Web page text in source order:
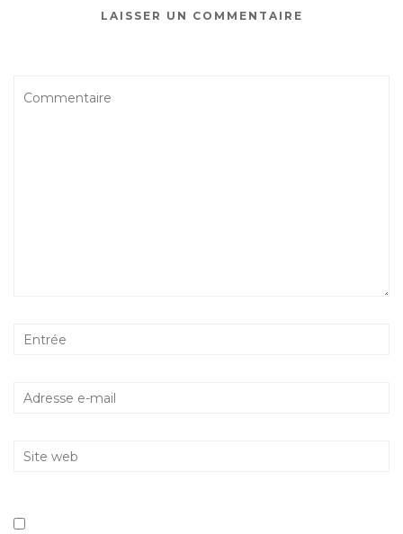
LAISSER UN COMMENTAIRE